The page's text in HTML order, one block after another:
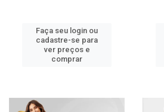
Faça seu login ou
cadastre-se para
ver preços e
comprar